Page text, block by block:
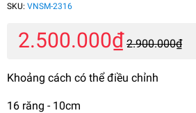
SKU: VNSM-2316
2.500.000₫ 2.900.000₫
Khoảng cách có thể điều chỉnh
16 răng - 10cm